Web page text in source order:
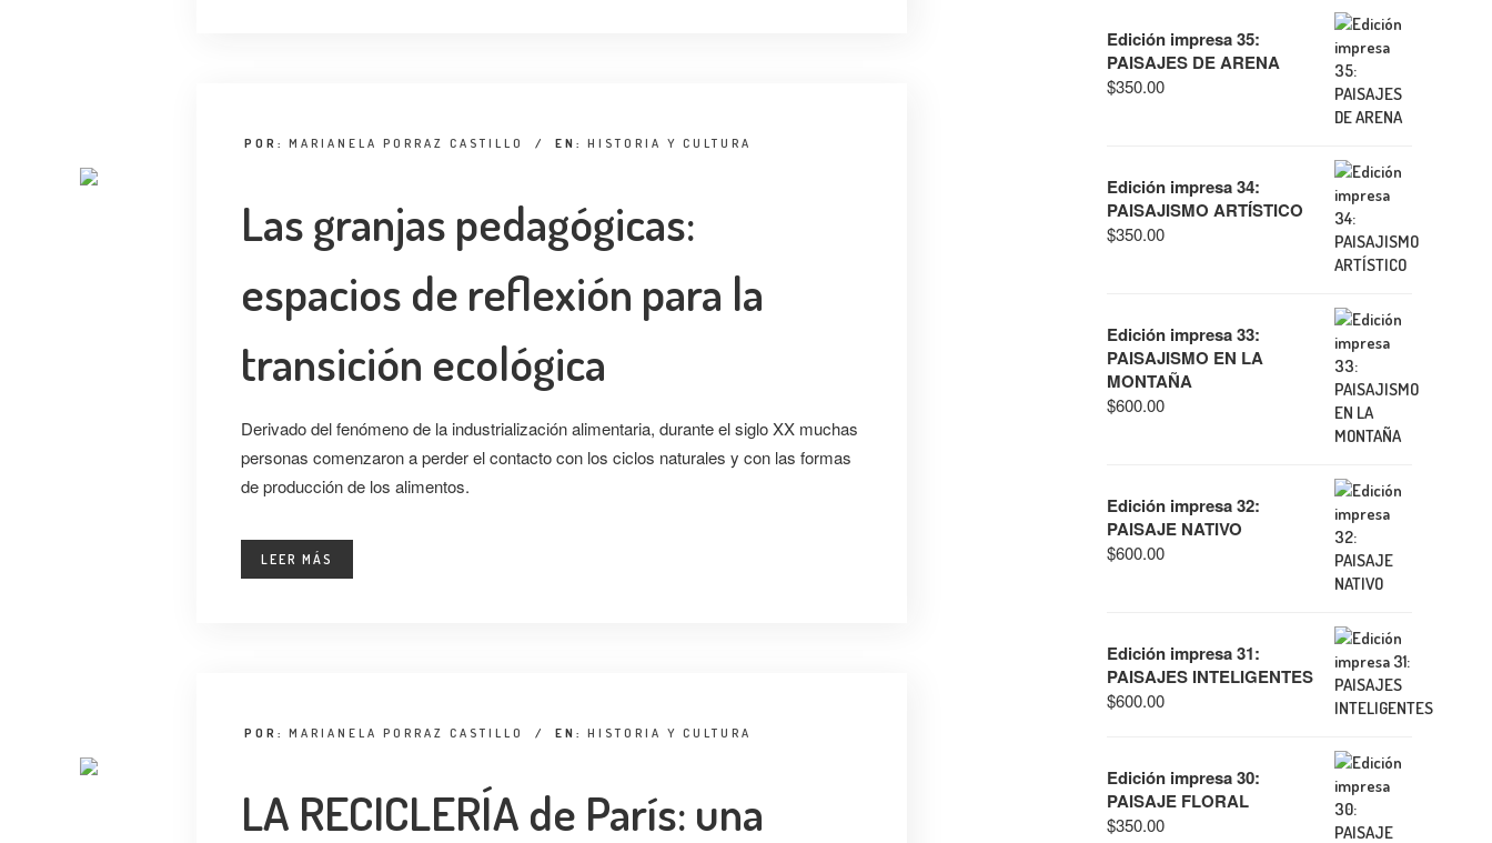
POR: MARIANELA PORRAZ CASTILLO / EN: HISTORIA Y CULTURA
Las granjas pedagógicas:
espacios de reflexión para la
transición ecológica
Derivado del fenómeno de la industrialización alimentaria, durante el siglo XX muchas
personas comenzaron a perder el contacto con los ciclos naturales y con las formas
de producción de los alimentos.
LEER MÁS
POR: MARIANELA PORRAZ CASTILLO / EN: HISTORIA Y CULTURA
LA RECICLERÍA de París: una
Edición impresa 35:
PAISAJES DE ARENA
$350.00
Edición impresa 34:
PAISAJISMO ARTÍSTICO
$350.00
Edición impresa 33:
PAISAJISMO EN LA
MONTAÑA
$600.00
Edición impresa 32:
PAISAJE NATIVO
$600.00
Edición impresa 31:
PAISAJES INTELIGENTES
$600.00
Edición impresa 30:
PAISAJE FLORAL
$350.00